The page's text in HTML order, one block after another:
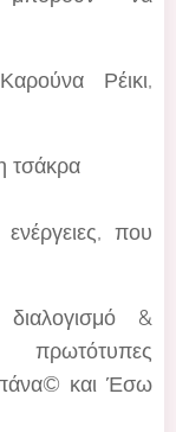
Ρέικι,
τσάκρα
που
&
και Έσω